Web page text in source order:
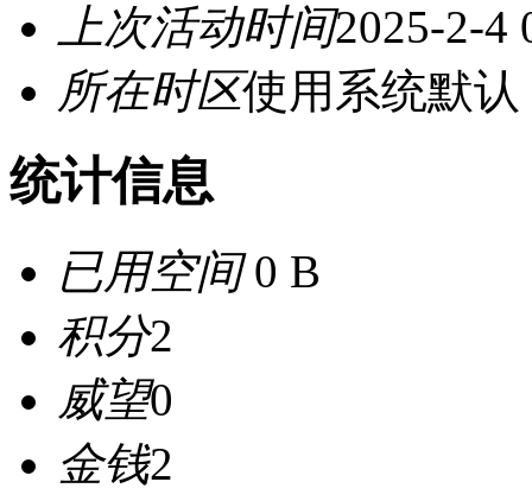
上次活动时间2025-2-4
所在时区使用系统默认
统计信息
已用空间0 B
积分2
威望0
金钱2